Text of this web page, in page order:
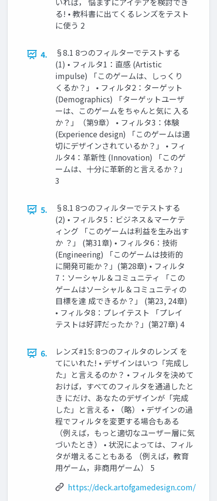
る! • 教科書に出てくるレンズをテスト
に使う 2
4.
§8.1 8つのフィルターでテストする
(1) • フィルタ1：直感 (Artistic
impulse) 「このゲームは、しっくり
くるか？」 • フィルタ2：ターゲット
(Demographics) 「ターゲットユーザ
ーは、このゲームをちゃんと気に 入る
か？」（第9章） • フィルタ3：体験
(Experience design) 「このゲームは適
切にデザインされているか？」 • フィ
ルタ4：革新性 (Innovation) 「このゲ
ームは、十分に革新的と言えるか？」
3
5.
§8.1 8つのフィルターでテストする
(2) • フィルタ5：ビジネス＆マーケテ
ィング 「このゲームは利益を生み出す
か ？」 (第31章) • フィルタ6：技術
(Engineering) 「このゲームは技術的
に開発可能か？」(第28章) • フィルタ
7：ソーシャル＆コミュニティ 「この
ゲームはソーシャル＆コミュニティの
目標を達 成できるか？」 (第23, 24章)
• フィルタ8：プレイテスト 「プレイ
テストは好評だったか？」(第27章) 4
6.
レンズ#15: 8つのフィルタのレンズ を
てにいれた! • デザインはいつ「完成し
た」と言えるのか？ • フィルタを決めて
おけば，すべてのフィルタを通過したと
き にだけ、あなたのデザインが「完成
した」と言える • （略） • デザインの過
程でフィルタを変更する場合もある
（例えば，もっと適切なユーザー層に気
づいたとき） • 状況によっては、フィル
タが増えることもある （例えば，教育
用ゲーム，非商用ゲーム） 5
https://deck.artofgamedesign.com/